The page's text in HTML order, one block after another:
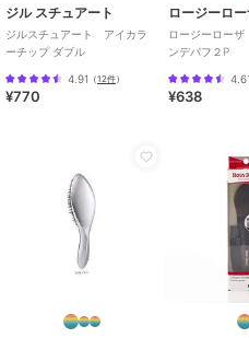
ジル スチュアート
ジルスチュアート アイカラ
ーチップ ダブル
4.91 （12件）
¥770
ロージーロ
ロージーロー
ンデパフ２P
4.61
¥638